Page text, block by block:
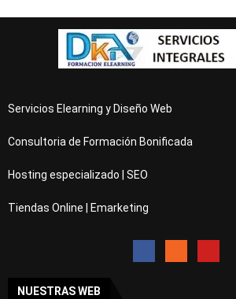
Servicios Elearning y Diseño Web
Consultoria de Formación Bonificada
Hosting especializado | SEO
Tiendas Online | Emarketing
NUESTRAS WEB